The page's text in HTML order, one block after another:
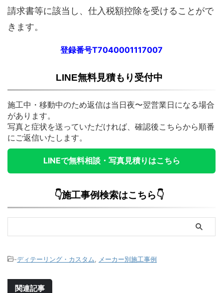
請求書等に該当し、仕入税額控除を受けることがで
きます。
登録番号T7040001117007
LINE無料見積もり受付中
施工中・移動中のため返信は当日夜〜翌営業日になる場合
があります。
写真と症状を送っていただければ、確認後こちらから順番
にご返信いたします。
LINEで無料相談・写真見積りはこちら
👇施工事例検索はこちら👇
-ディテーリング・カスタム メーカー別施工事例
関連記事